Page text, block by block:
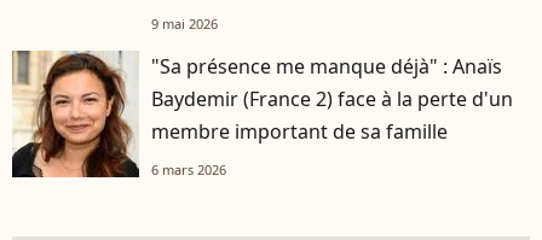
9 mai 2026
"Sa présence me manque déjà" : Anaïs
Baydemir (France 2) face à la perte d'un
membre important de sa famille
6 mars 2026